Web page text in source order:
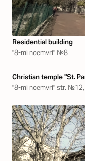
Residential building
"8-mi noemvri" №8
Christian temple "St.
"8-mi noemvri" str.